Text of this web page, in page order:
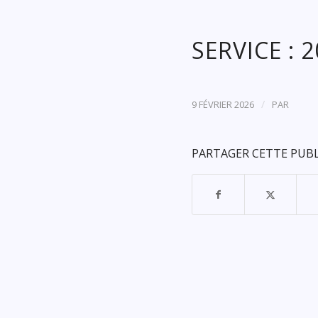
SERVICE :
9 FÉVRIER 2026 / PAR
PARTAGER CETTE